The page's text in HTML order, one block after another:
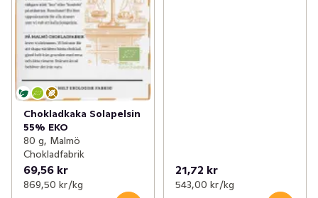
Chokladkaka Solapelsin
55% EKO
80 g, Malmö
Chokladfabrik
69,56 kr
869,50 kr /kg
21,72 kr
543,00 kr /kg